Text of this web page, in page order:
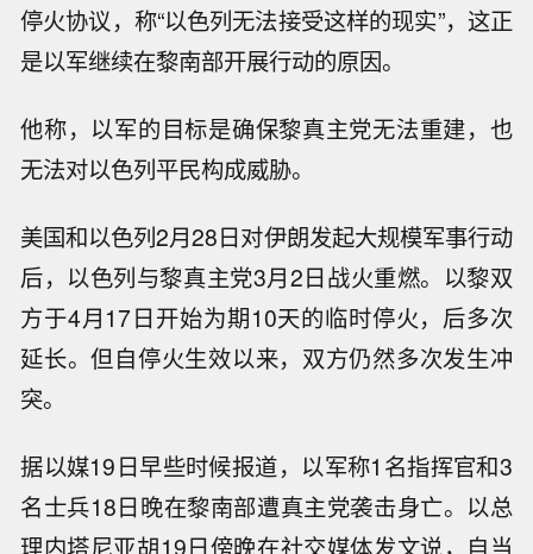
停火协议，称“以色列无法接受这样的现实”，这正
是以军继续在黎南部开展行动的原因。
他称，以军的目标是确保黎真主党无法重建，也
无法对以色列平民构成威胁。
美国和以色列2月28日对伊朗发起大规模军事行动
后，以色列与黎真主党3月2日战火重燃。以黎双
方于4月17日开始为期10天的临时停火，后多次
延长。但自停火生效以来，双方仍然多次发生冲
突。
据以媒19日早些时候报道，以军称1名指挥官和3
名士兵18日晚在黎南部遭真主党袭击身亡。以总
理内塔尼亚胡19日傍晚在社交媒体发文说，自当